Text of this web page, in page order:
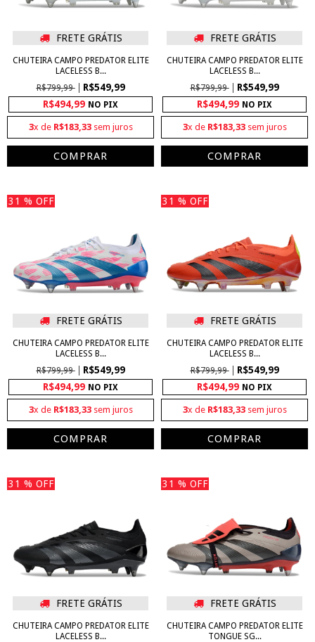
FRETE GRÁTIS
CHUTEIRA CAMPO PREDATOR ELITE
LACELESS B...
R$799,99
R$549,99
R$494,99 NO PIX
3x de R$183,33sem juros
COMPRAR
FRETE GRÁTIS
CHUTEIRA CAMPO PREDATOR ELITE
LACELESS B...
R$799,99
R$549,99
R$494,99 NO PIX
3x de R$183,33sem juros
COMPRAR
31 % OFF
FRETE GRÁTIS
CHUTEIRA CAMPO PREDATOR ELITE
LACELESS B...
R$799,99
R$549,99
R$494,99 NO PIX
3x de R$183,33sem juros
COMPRAR
31 % OFF
FRETE GRÁTIS
CHUTEIRA CAMPO PREDATOR ELITE
LACELESS B...
R$799,99
R$549,99
R$494,99 NO PIX
3x de R$183,33sem juros
COMPRAR
31 % OFF
FRETE GRÁTIS
CHUTEIRA CAMPO PREDATOR ELITE
LACELESS B...
31 % OFF
FRETE GRÁTIS
CHUTEIRA CAMPO PREDATOR ELITE
TONGUE SG...